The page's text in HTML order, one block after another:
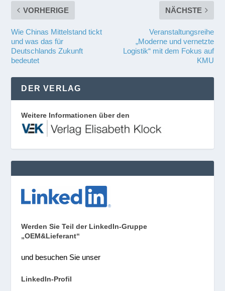
VORHERIGE
Wie Chinas Mittelstand tickt
und was das für
Deutschlands Zukunft
bedeutet
NÄCHSTE
Veranstaltungsreihe
„Moderne und vernetzte
Logistik“ mit dem Fokus auf
KMU
DER VERLAG
Weitere Informationen über den
Werden Sie Teil der LinkedIn-Gruppe
„OEM&Lieferant“
und besuchen Sie unser
LinkedIn-Profil